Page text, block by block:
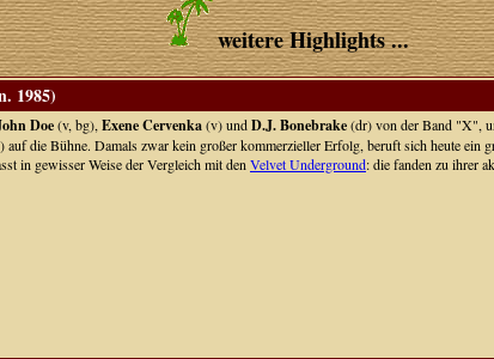
weitere Highlights ...
1985)
Doe(v, bg), Exene Cervenka(v) undD.J. Bonebrake(dr) von der Band "X",
die Bühne. Damals zwar kein großer kommerzieller Erfolg, beruft sich heute ein
in gewisser Weise der Vergleich mit den Velvet Underground: die fanden zu ihrer